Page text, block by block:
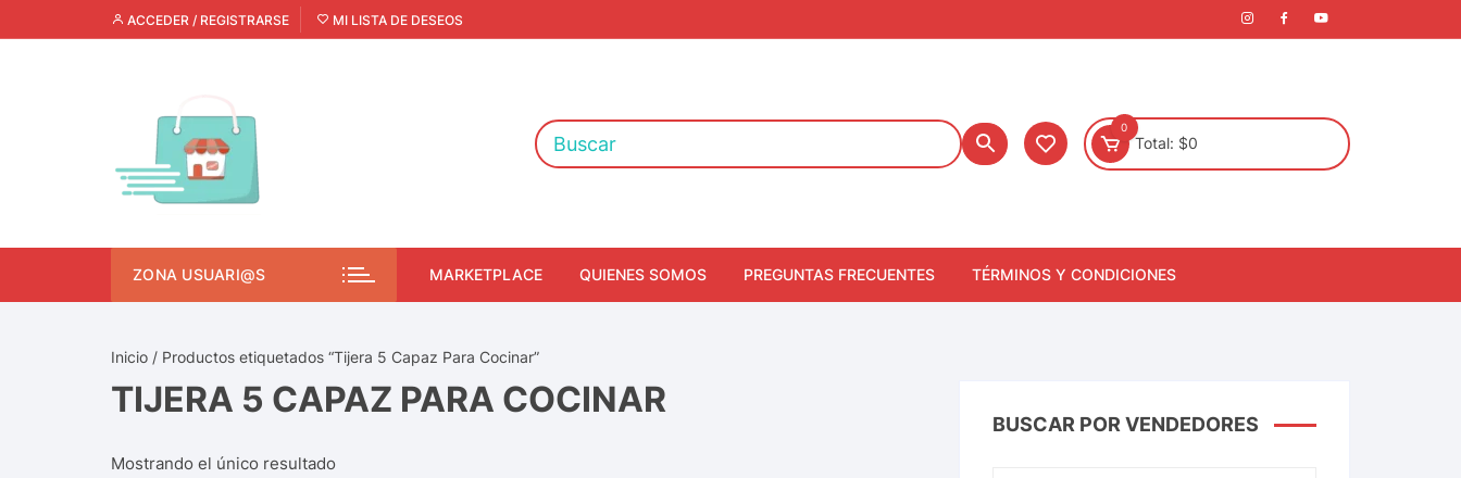
ACCEDER / REGISTRARSE MI LISTA DE DESEOS
0
Total: $0
ZONA USUARI@S MARKETPLACE QUIENES SOMOS PREGUNTAS FRECUENTES TÉRMINOS Y CONDICIONES
Inicio / Productos etiquetados “Tijera 5 Capaz Para Cocinar”
TIJERA 5 CAPAZ PARA COCINAR
Mostrando el único resultado
BUSCAR POR VENDEDORES